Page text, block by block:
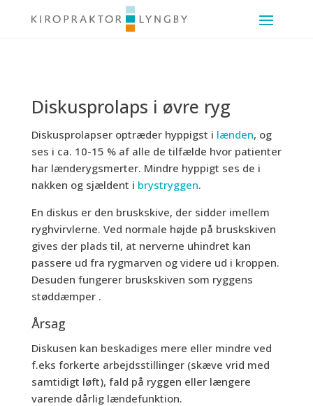
Diskusprolaps i øvre ryg
Diskusprolapser optræder hyppigst i lænden, og
ses i ca. 10-15 % af alle de tilfælde hvor patienter
har lænderygsmerter. Mindre hyppigt ses de i
nakken og sjældent i brystryggen.
En diskus er den bruskskive, der sidder imellem
ryghvirvlerne. Ved normale højde på bruskskiven
gives der plads til, at nerverne uhindret kan
passere ud fra rygmarven og videre ud i kroppen.
Desuden fungerer bruskskiven som ryggens
støddæmper .
Årsag
Diskusen kan beskadiges mere eller mindre ved
f.eks forkerte arbejdsstillinger (skæve vrid med
samtidigt løft), fald på ryggen eller længere
varende dårlig lændefunktion.